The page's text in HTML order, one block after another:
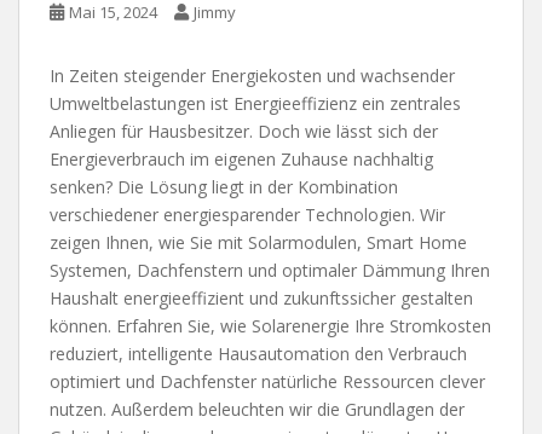
Mai 15, 2024 Jimmy
In Zeiten steigender Energiekosten und wachsender
Umweltbelastungen ist Energieeffizienz ein zentrales
Anliegen für Hausbesitzer. Doch wie lässt sich der
Energieverbrauch im eigenen Zuhause nachhaltig
senken? Die Lösung liegt in der Kombination
verschiedener energiesparender Technologien. Wir
zeigen Ihnen, wie Sie mit Solarmodulen, Smart Home
Systemen, Dachfenstern und optimaler Dämmung Ihren
Haushalt energieeffizient und zukunftssicher gestalten
können. Erfahren Sie, wie Solarenergie Ihre Stromkosten
reduziert, intelligente Hausautomation den Verbrauch
optimiert und Dachfenster natürliche Ressourcen clever
nutzen. Außerdem beleuchten wir die Grundlagen der